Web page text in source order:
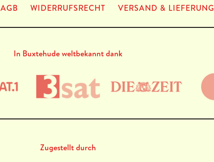
AGB WIDERRUFSRECHT VERSAND & LIEFERUNG
In Buxtehude weltbekannt dank
Zugestellt durch